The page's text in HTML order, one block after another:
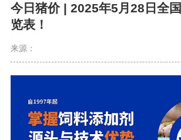
今日猪价 | 2025年5月28日全
览表！
来源：